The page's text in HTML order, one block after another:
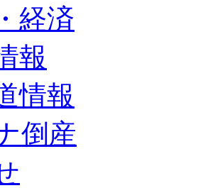
経済
報
情報
倒産